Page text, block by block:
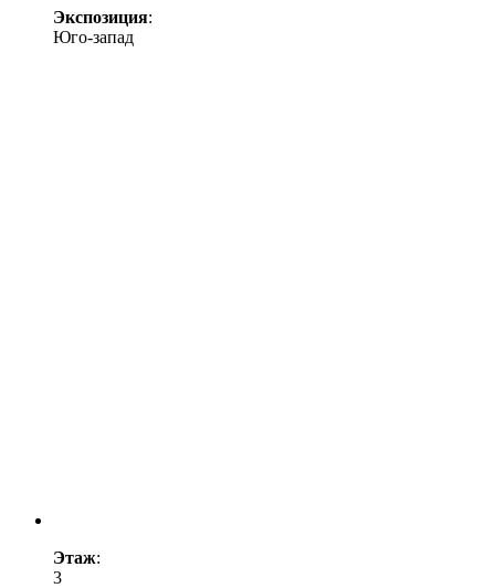
Экспозиция:
Юго-запад
Этаж:
3